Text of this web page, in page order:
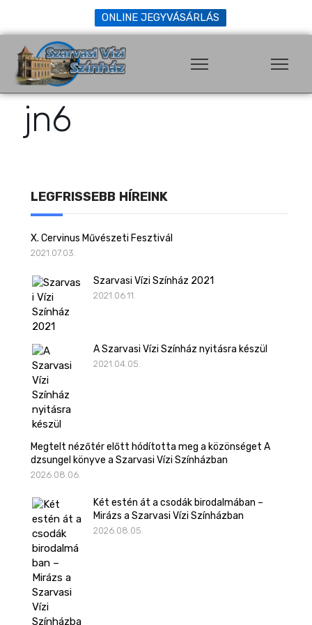
ONLINE JEGYVÁSÁRLÁS
jn6
LEGFRISSEBB HÍREINK
X. Cervinus Művészeti Fesztivál
2021.07.03.
Szarvasi Vízi Színház 2021
2021.06.11.
A Szarvasi Vízi Színház nyitásra készül
2021.04.05.
Megtelt nézőtér előtt hódította meg a közönséget A
dzsungel könyve a Szarvasi Vízi Színházban
2026.08.06.
Két estén át a csodák birodalmában –
Mirázs a Szarvasi Vízi Színházban
2026.08.05.